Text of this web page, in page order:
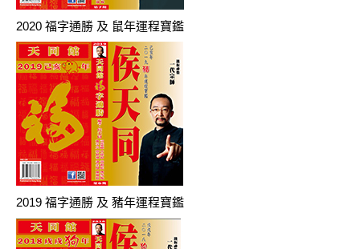
2020 福字通勝 及 鼠年運程寶鑑
2019 福字通勝 及 豬年運程寶鑑